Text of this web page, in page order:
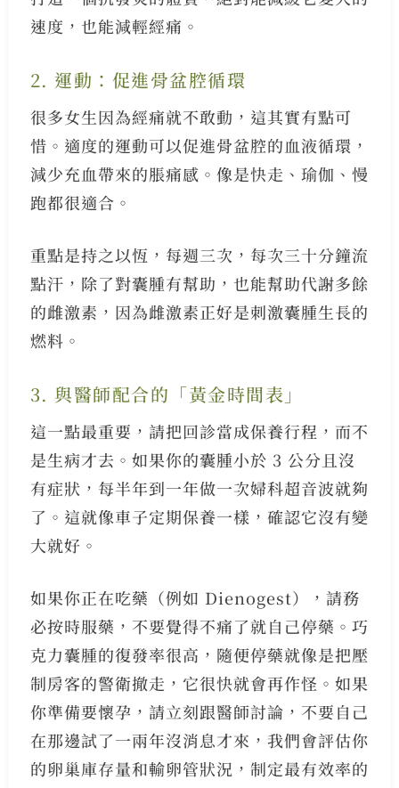
速度，也能減輕經痛。
2. 運動：促進骨盆腔循環
很多女生因為經痛就不敢動，這其實有點可
惜。適度的運動可以促進骨盆腔的血液循環，
減少充血帶來的脹痛感。像是快走、瑜伽、慢
跑都很適合。
重點是持之以恆，每週三次，每次三十分鐘流
點汗，除了對囊腫有幫助，也能幫助代謝多餘
的雌激素，因為雌激素正好是刺激囊腫生長的
燃料。
3. 與醫師配合的「黃金時間表」
這一點最重要，請把回診當成保養行程，而不
是生病才去。如果你的囊腫小於 3 公分且沒
有症狀，每半年到一年做一次婦科超音波就夠
了。這就像車子定期保養一樣，確認它沒有變
大就好。
如果你正在吃藥（例如 Dienogest），請務
必按時服藥，不要覺得不痛了就自己停藥。巧
克力囊腫的復發率很高，隨便停藥就像是把壓
制房客的警衛撤走，它很快就會再作怪。如果
你準備要懷孕，請立刻跟醫師討論，不要自己
在那邊試了一兩年沒消息才來，我們會評估你
的卵巢庫存量和輸卵管狀況，制定最有效率的